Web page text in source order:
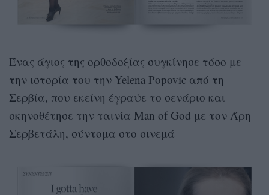
Ένας άγιος της ορθοδοξίας συγκίνησε τόσο με
την ιστορία του την Yelena Popovic από τη
Σερβία, που εκείνη έγραψε το σενάριο και
σκηνοθέτησε την ταινία Man of God με τον Άρη
Σερβετάλη, σύντομα στο σινεμά